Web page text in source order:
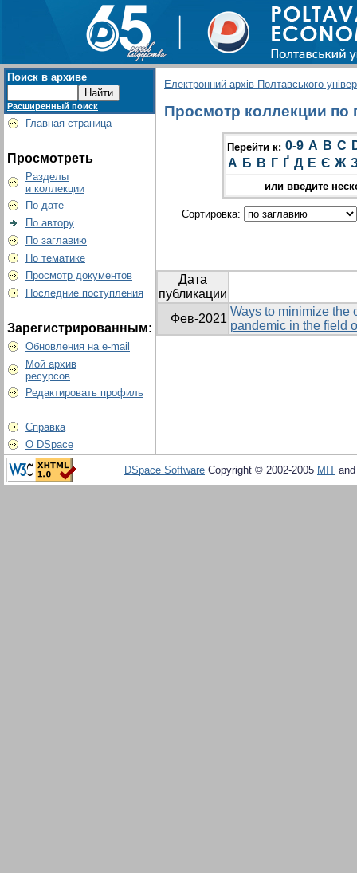
Поиск в архиве
Расширенный поиск
Главная страница
Просмотреть
Разделы
и коллекции
По дате
По автору
По заглавию
По тематике
Просмотр документов
Последние поступления
Зарегистрированным:
Обновления на e-mail
Мой архив
ресурсов
Редактировать профиль
Справка
О DSpace
Електронний архів Полтавського
Просмотр коллекции по
Перейти к: 0-9 A B C
А Б В Г Ґ Д Е Є Ж
или введите
Сортировка:
Дата
публикации
Фев-2021
Ways to minimize the
pandemic in the field
DSpace Software Copyright © 2002-2005 MIT